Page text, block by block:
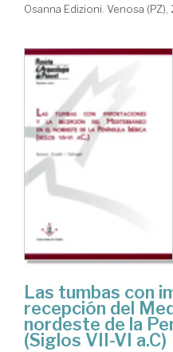
Osanna Edizioni. Venosa (PZ),
Las tumbas con
recepción del
nordeste de la
(Siglos VII-VI a.C)